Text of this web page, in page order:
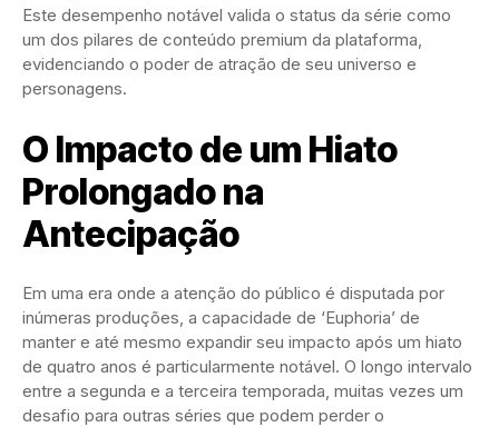
Este desempenho notável valida o status da série como
um dos pilares de conteúdo premium da plataforma,
evidenciando o poder de atração de seu universo e
personagens.
O Impacto de um Hiato
Prolongado na
Antecipação
Em uma era onde a atenção do público é disputada por
inúmeras produções, a capacidade de ‘Euphoria’ de
manter e até mesmo expandir seu impacto após um hiato
de quatro anos é particularmente notável. O longo intervalo
entre a segunda e a terceira temporada, muitas vezes um
desafio para outras séries que podem perder o